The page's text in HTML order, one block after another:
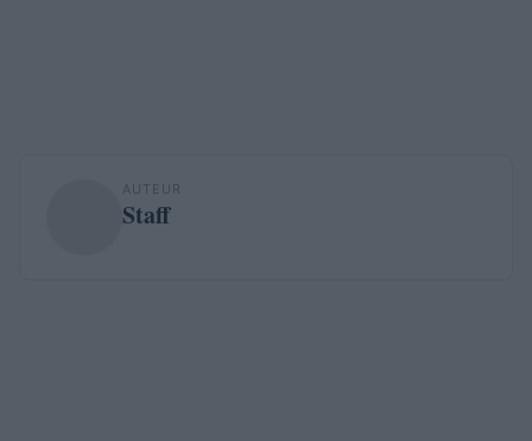
AUTEUR
Staff